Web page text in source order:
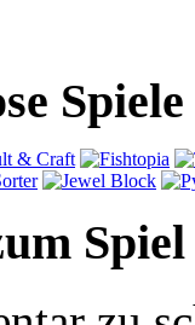
Spiel